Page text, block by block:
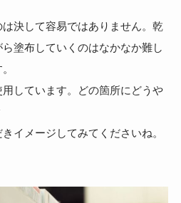
決して容易ではありません。乾
塗布していくのはなかなか難し
しています。どの箇所にどうや
イメージしてみてくださいね。